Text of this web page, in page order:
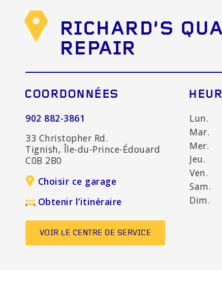
RICHARD'S
REPAIR
COORDONNÉES
902 882-3861
33 Christopher Rd.
Tignish, Île-du-Prince-Édouard
C0B 2B0
Choisir ce garage
Obtenir l’itinéraire
VOIR LE CENTRE DE SERVICE
Lun.
Mar.
Mer.
Jeu.
Ven.
Sam.
Dim.